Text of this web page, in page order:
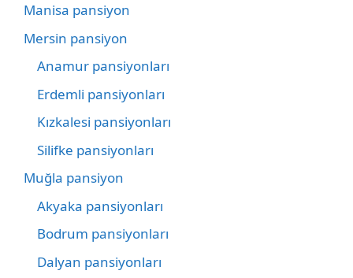
Manisa pansiyon
Mersin pansiyon
Anamur pansiyonları
Erdemli pansiyonları
Kızkalesi pansiyonları
Silifke pansiyonları
Muğla pansiyon
Akyaka pansiyonları
Bodrum pansiyonları
Dalyan pansiyonları